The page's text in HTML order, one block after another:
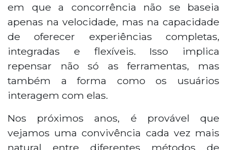
em que a concorrência não se baseia
apenas na velocidade, mas na capacidade
de oferecer experiências completas,
integradas e flexíveis. Isso implica
repensar não só as ferramentas, mas
também a forma como os usuários
interagem com elas.
Nos próximos anos, é provável que
vejamos uma convivência cada vez mais
natural entre diferentes métodos de